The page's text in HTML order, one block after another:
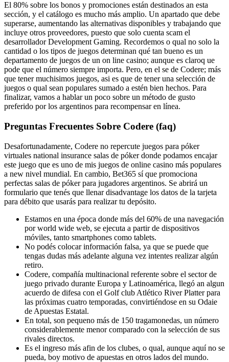
El 80% sobre los bonos y promociones están destinados an esta
sección, y el catálogo es mucho más amplio. Un apartado que debe
superarse, aumentando las alternativas disponibles y trabajando que
incluye otros proveedores, puesto que solo cuenta scam el
desarrollador Development Gaming. Recordemos o qual no solo la
cantidad o los tipos de juegos determinan qué tan bueno es un
departamento de juegos de un on line casino; aunque es claroq ue
pode que el número siempre importa. Pero, en el se de Codere; más
que tener muchisimos juegos, asi es que de tener una selección de
juegos o qual sean populares sumado a estén bien hechos. Para
finalizar, vamos a hablar un poco sobre un método de gusto
preferido por los argentinos para recompensar en línea.
Preguntas Frecuentes Sobre Codere (faq)
Desafortunadamente, Codere no repercute juegos para póker
virtuales national insurance salas de póker donde podamos encajar
este juego que es uno de mis juegos de online casino más populares
a new nivel mundial. En cambio, Bet365 sí que promociona
perfectas salas de póker para jugadores argentinos. Se abrirá un
formulario que tenés que llenar disadvantage los datos de la tarjeta
para débito que usarás para realizar tu depósito.
Estamos en una época donde más del 60% de una navegación
por world wide web, se ejecuta a partir de dispositivos
móviles, tanto smartphones como tablets.
No podés colocar información falsa, ya que se puede que
tengas dudas más adelante alguna vez intentes realizar algún
retiro.
Codere, compañía multinacional referente sobre el sector de
juego privado durante Europa y Latinoamérica, llegó an algun
acuerdo de difesa con el Golf club Atlético River Platter para
las próximas cuatro temporadas, convirtiéndose en su Odaie
de Apuestas Estatal.
En total, son pequeno más de 150 tragamonedas, un número
considerablemente menor comparado con la selección de sus
rivales directos.
Es el ingreso más afin de los clubes, o qual, aunque aquí no se
pueda, boy motivo de apuestas en otros lados del mundo.